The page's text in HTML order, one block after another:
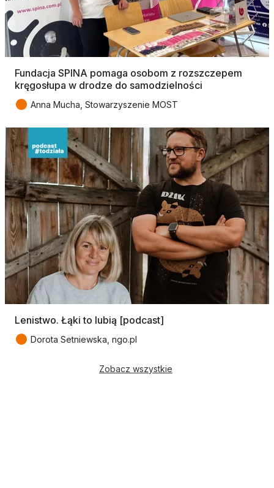
Fundacja SPINA pomaga osobom z rozszczepem
kręgosłupa w drodze do samodzielności
● Anna Mucha, Stowarzyszenie MOST
Lenistwo. Łąki to lubią [podcast]
● Dorota Setniewska, ngo.pl
Zobacz wszystkie